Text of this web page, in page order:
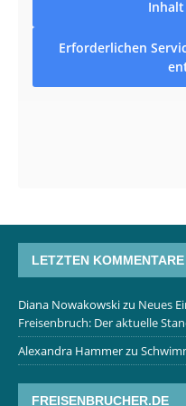
Erforderlichen
LETZTEN KOMMENTARE
Diana Nowakowskizu Neues
Freisenbruch: Der aktuelle
Alexandra Hammerzu
FREISENBRUCHER.DE